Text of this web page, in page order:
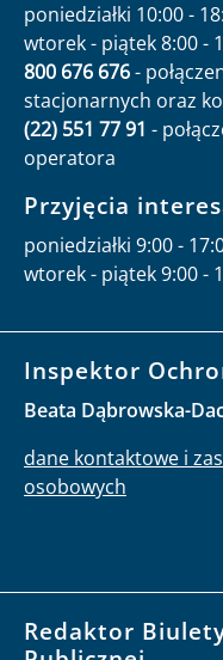
poniedziałki 10:00 -
wtorek - piątek 8:00 -
800 676 676-
stacjonarnych oraz
(22) 551 77 91 -
operatora
Przyjęcia
poniedziałki 9:00 -
wtorek - piątek 9:00 -
Inspektor
Beata Dąbrowska-
dane kontaktowe i
osobowych
Redaktor